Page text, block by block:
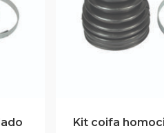
Kit coifa